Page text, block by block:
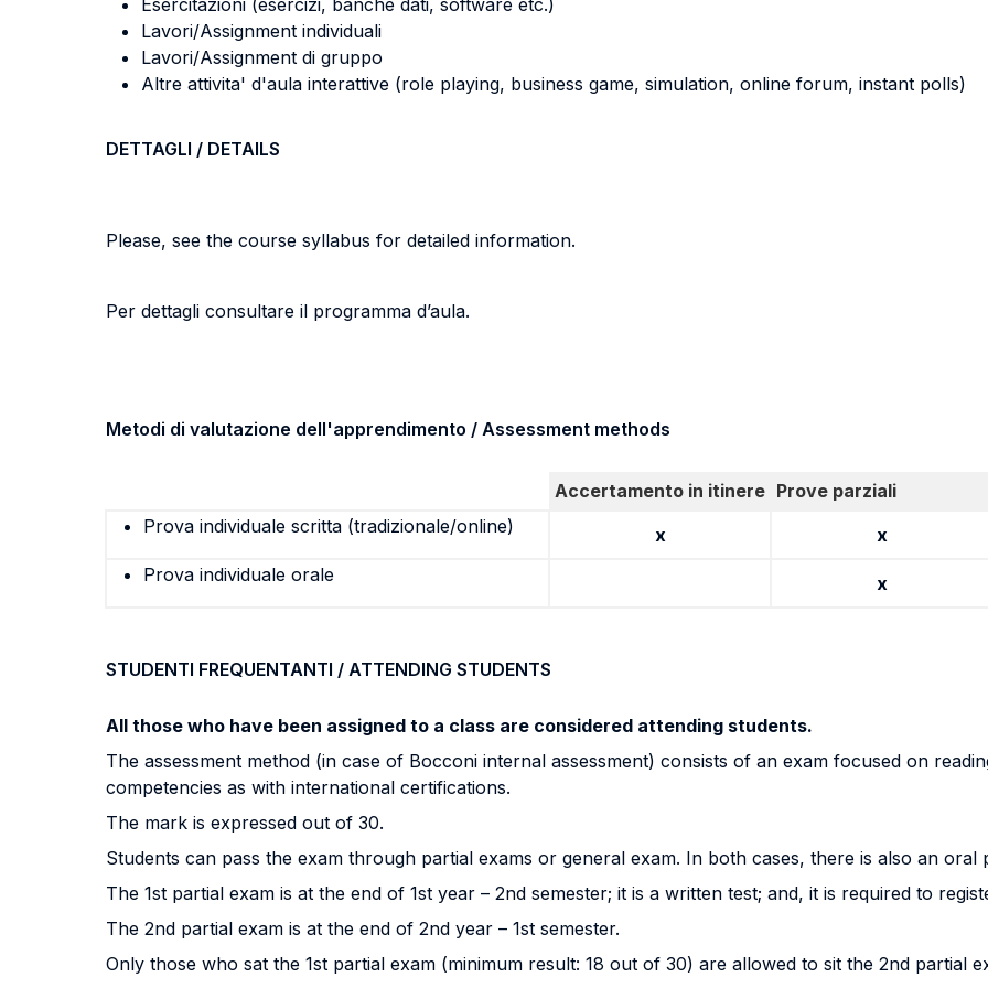
Esercitazioni (esercizi, banche dati, software etc.)
Lavori/Assignment individuali
Lavori/Assignment di gruppo
Altre attivita' d'aula interattive (role playing, business game, simulation, online forum, instant polls)
DETTAGLI / DETAILS
Please, see the course syllabus for detailed information.
Per dettagli consultare il programma d’aula.
Metodi di valutazione dell'apprendimento / Assessment methods
Accertamento in itinere Prove parziali
Prova individuale scritta (tradizionale/online)
x x
Prova individuale orale
x
STUDENTI FREQUENTANTI / ATTENDING STUDENTS
All those who have been assigned to a class are considered attending students.
The assessment method (in case of Bocconi internal assessment) consists of an exam focused on
competencies as with international certifications.
The mark is expressed out of 30.
Students can pass the exam through partial exams or general exam. In both cases, there is also an
The 1st partial exam is at the end of 1st year – 2nd semester; it is a written test; and, it is required to
The 2nd partial exam is at the end of 2nd year – 1st semester.
Only those who sat the 1st partial exam (minimum result: 18 out of 30) are allowed to sit the 2nd partial